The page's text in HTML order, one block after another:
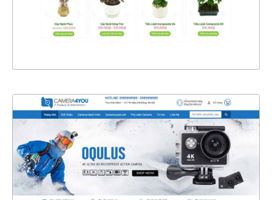
XEM THỰC TẾ